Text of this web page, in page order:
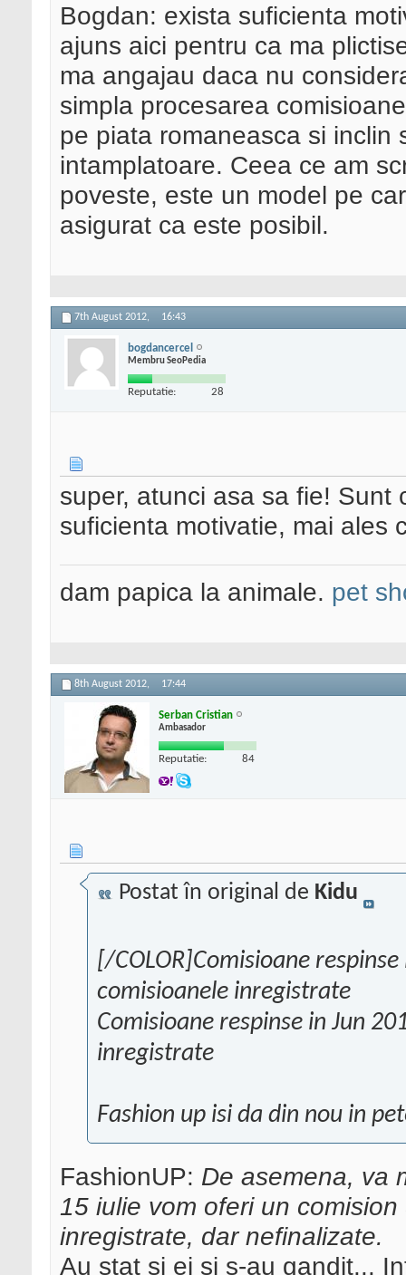
Bogdan: exista suficienta
ajuns aici pentru ca ma
ma angajau daca nu
simpla procesarea
pe piata romaneasca si inclin
intamplatoare. Ceea ce am
poveste, este un model pe
asigurat ca este posibil.
7th August 2012, 16:43
bogdancercel
Membru SeoPedia
Reputatie: 28
super, atunci asa sa fie! Sunt
suficienta motivatie, mai ales
dam papica la animale. pet
8th August 2012, 17:44
Serban Cristian
Ambasador
Reputatie: 84
Postat în original de Kidu
[/COLOR]Comisioane
comisioanele inregistrate
Comisioane respinse in Jun
inregistrate
Fashion up isi da din nou in
FashionUP: De asemena, va
15 iulie vom oferi un
inregistrate, dar nefinalizate.
Au stat si ei si s-au gandit...